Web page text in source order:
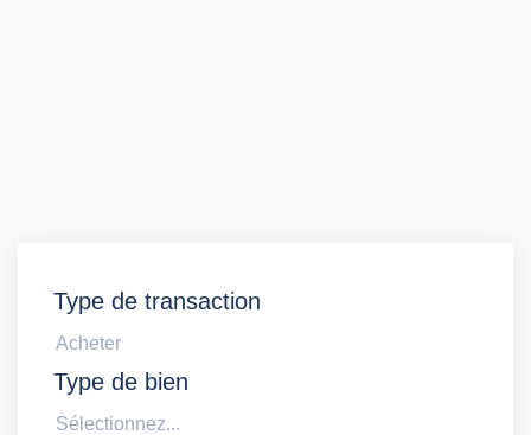
Type de transaction
Acheter
Type de bien
Sélectionnez...